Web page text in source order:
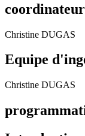
Christine DUGAS
Equipe
Christine DUGAS